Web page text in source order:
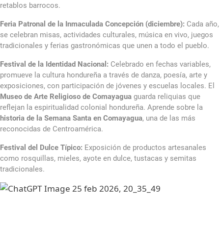
retablos barrocos.
Feria Patronal de la Inmaculada Concepción (diciembre): Cada año,
se celebran misas, actividades culturales, música en vivo, juegos
tradicionales y ferias gastronómicas que unen a todo el pueblo.
Festival de la Identidad Nacional: Celebrado en fechas variables,
promueve la cultura hondureña a través de danza, poesía, arte y
exposiciones, con participación de jóvenes y escuelas locales. El
Museo de Arte Religioso de Comayagua guarda reliquias que
reflejan la espiritualidad colonial hondureña. Aprende sobre la
historia de la Semana Santa en Comayagua, una de las más
reconocidas de Centroamérica.
Festival del Dulce Típico: Exposición de productos artesanales
como rosquillas, mieles, ayote en dulce, tustacas y semitas
tradicionales.